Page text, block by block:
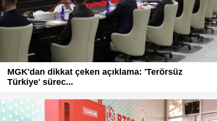
MGK'dan dikkat çeken açıklama: 'Terörsüz
Türkiye' sürec...